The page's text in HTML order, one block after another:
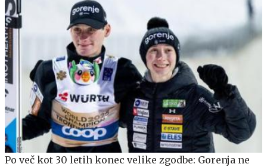
Po več kot 30 letih konec velike zgodbe: Gorenja ne